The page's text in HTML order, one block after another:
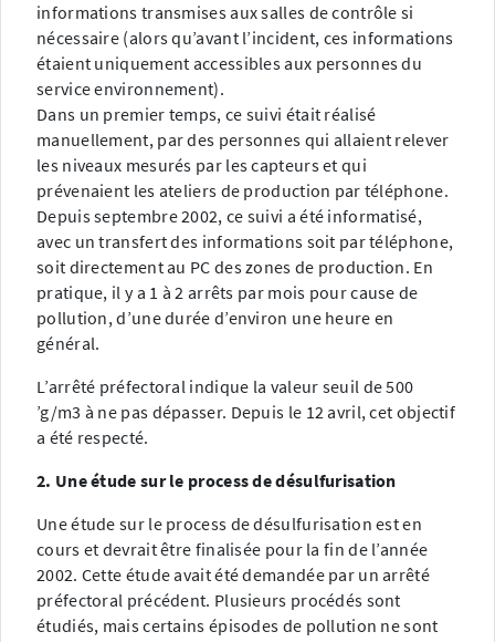
informations transmises aux salles de contrôle si
nécessaire (alors qu’avant l’incident, ces informations
étaient uniquement accessibles aux personnes du
service environnement).
Dans un premier temps, ce suivi était réalisé
manuellement, par des personnes qui allaient relever
les niveaux mesurés par les capteurs et qui
prévenaient les ateliers de production par téléphone.
Depuis septembre 2002, ce suivi a été informatisé,
avec un transfert des informations soit par téléphone,
soit directement au PC des zones de production. En
pratique, il y a 1 à 2 arrêts par mois pour cause de
pollution, d’une durée d’environ une heure en
général.
L’arrêté préfectoral indique la valeur seuil de 500
’g/m3 à ne pas dépasser. Depuis le 12 avril, cet objectif
a été respecté.
2. Une étude sur le process de désulfurisation
Une étude sur le process de désulfurisation est en
cours et devrait être finalisée pour la fin de l’année
2002. Cette étude avait été demandée par un arrêté
préfectoral précédent. Plusieurs procédés sont
étudiés, mais certains épisodes de pollution ne sont